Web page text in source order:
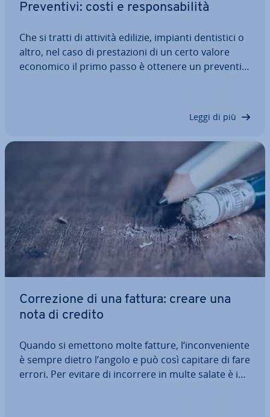
Pre­ven­ti­vi: costi e re­spon­sa­bi­li­tà
Che si tratti di attività edilizie, impianti den­ti­sti­ci o
altro, nel caso di pre­sta­zio­ni di un certo valore
economico il primo passo è ottenere un pre­ven­ti­
Leggi di più
Cor­re­zio­ne di una fattura: creare una
nota di credito
Quando si emettono molte fatture, l‘in­con­ve­nien­te
è sempre dietro l’angolo e può così capitare di fare
errori. Per evitare di incorrere in multe salate è im­